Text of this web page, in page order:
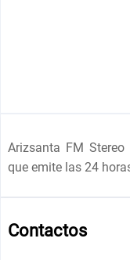
Arizsanta FM
que emite las 24
Contactos